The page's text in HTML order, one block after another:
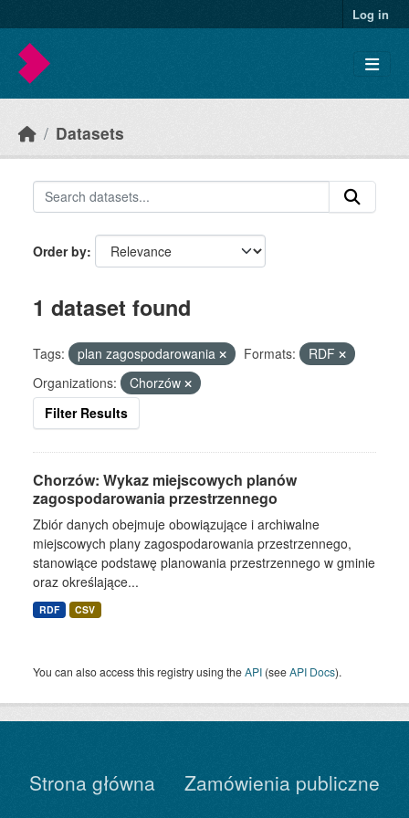
Log in
Datasets
Order by
1 dataset found
Tags: plan zagospodarowania Formats:
RDF
Organizations:
Chorzów
Filter Results
Chorzów: Wykaz miejscowych planów
zagospodarowania przestrzennego
Zbiór danych obejmuje obowiązujące i archiwalne
miejscowych plany zagospodarowania przestrzennego,
stanowiące podstawę planowania przestrzennego w gminie
oraz określające...
RDF CSV
You can also access this registry using theAPI (seeAPI Docs).
Strona główna
Zamówienia publiczne